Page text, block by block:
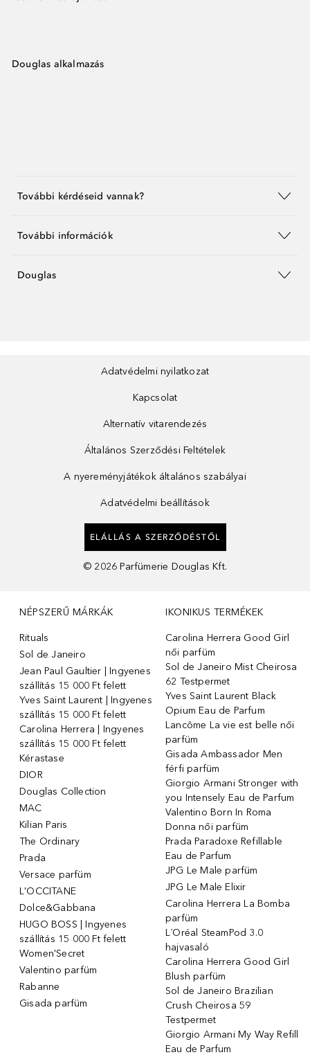
Douglas alkalmazás
További kérdéseid vannak?
További információk
Douglas
Adatvédelmi nyilatkozat
Kapcsolat
Alternatív vitarendezés
Általános Szerződési Feltételek
A nyereményjátékok általános szabályai
Adatvédelmi beállítások
ELÁLLÁS A SZERZŐDÉSTŐL
© 2026 Parfümerie Douglas Kft.
NÉPSZERŰ MÁRKÁK
Rituals
Sol de Janeiro
Jean Paul Gaultier | Ingyenes
szállítás 15 000 Ft felett
Yves Saint Laurent | Ingyenes
szállítás 15 000 Ft felett
Carolina Herrera | Ingyenes
szállítás 15 000 Ft felett
Kérastase
DIOR
Douglas Collection
MAC
Kilian Paris
The Ordinary
Prada
Versace parfüm
L'OCCITANE
Dolce&Gabbana
HUGO BOSS | Ingyenes
szállítás 15 000 Ft felett
Women'Secret
Valentino parfüm
Rabanne
Gisada parfüm
IKONIKUS TERMÉKEK
Carolina Herrera Good Girl
női parfüm
Sol de Janeiro Mist Cheirosa
62 Testpermet
Yves Saint Laurent Black
Opium Eau de Parfum
Lancôme La vie est belle női
parfüm
Gisada Ambassador Men
férfi parfüm
Giorgio Armani Stronger with
you Intensely Eau de Parfum
Valentino Born In Roma
Donna női parfüm
Prada Paradoxe Refillable
Eau de Parfum
JPG Le Male parfüm
JPG Le Male Elixir
Carolina Herrera La Bomba
parfüm
L´Oréal SteamPod 3.0
hajvasaló
Carolina Herrera Good Girl
Blush parfüm
Sol de Janeiro Brazilian
Crush Cheirosa 59
Testpermet
Giorgio Armani My Way Refill
Eau de Parfum